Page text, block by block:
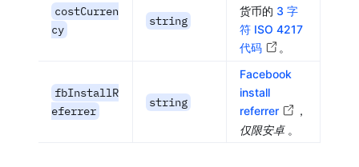
costCurren
cy
string
货币的 3 字
符 ISO 4217
代码
。
fbInstallR
eferrer
string
Facebook
install
referrer
，
仅限安卓。